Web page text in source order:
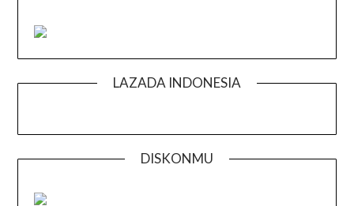
LAZADA INDONESIA
DISKONMU